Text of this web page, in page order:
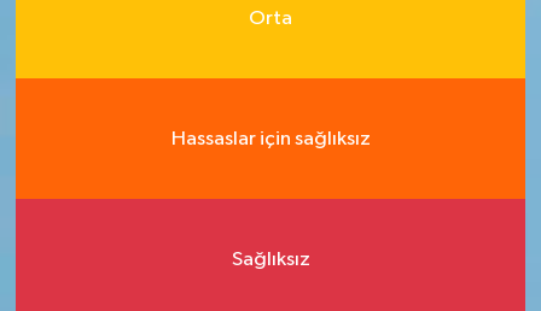
Orta
Hassaslar için sağlıksız
Sağlıksız